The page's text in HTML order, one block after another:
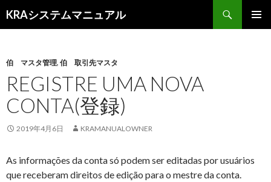
KRAシステムマニュアル
索
ン
ツ
へ
移
動
伯 マスタ管理, 伯 取引先マスタ
REGISTRE UMA NOVA
CONTA(登録)
2019年4月6日 KRAMANUALOWNER
As informações da conta só podem ser editadas por usuários
que receberam direitos de edição para o mestre da conta.